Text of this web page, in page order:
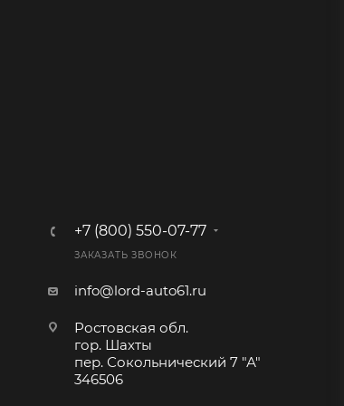
+7 (800) 550-07-77
ЗАКАЗАТЬ ЗВОНОК
info@lord-auto61.ru
Ростовская обл.
гор. Шахты
пер. Сокольнический 7 "А"
346506